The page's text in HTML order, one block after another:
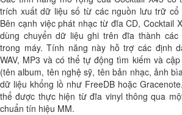
trích xuất dữ liệu số từ các nguồn lưu trữ cổ
Bên cạnh việc phát nhạc từ đĩa CD, Cocktail
dùng chuyển dữ liệu ghi trên đĩa thành
trong máy. Tính năng này hỗ trợ các định
WAV, MP3 và có thể tự động tìm kiếm và
(tên album, tên nghệ sỹ, tên bản nhạc, ảnh
dữ liệu khổng lồ như FreeDB hoặc
thể được thực hiện từ đĩa vinyl thông qua
chuẩn tín hiệu MM.